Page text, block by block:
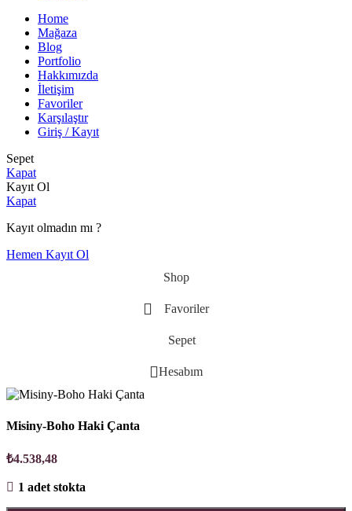
Home
Mağaza
Blog
Portfolio
Hakkımızda
İletişim
Favoriler
Karşılaştır
Giriş / Kayıt
Sepet
Kapat
Kayıt Ol
Kapat
Kayıt olmadın mı ?
Hemen Kayıt Ol
Shop
Favoriler
Sepet
Hesabım
Misiny-Boho Haki Çanta
₺4.538,48
1 adet stokta